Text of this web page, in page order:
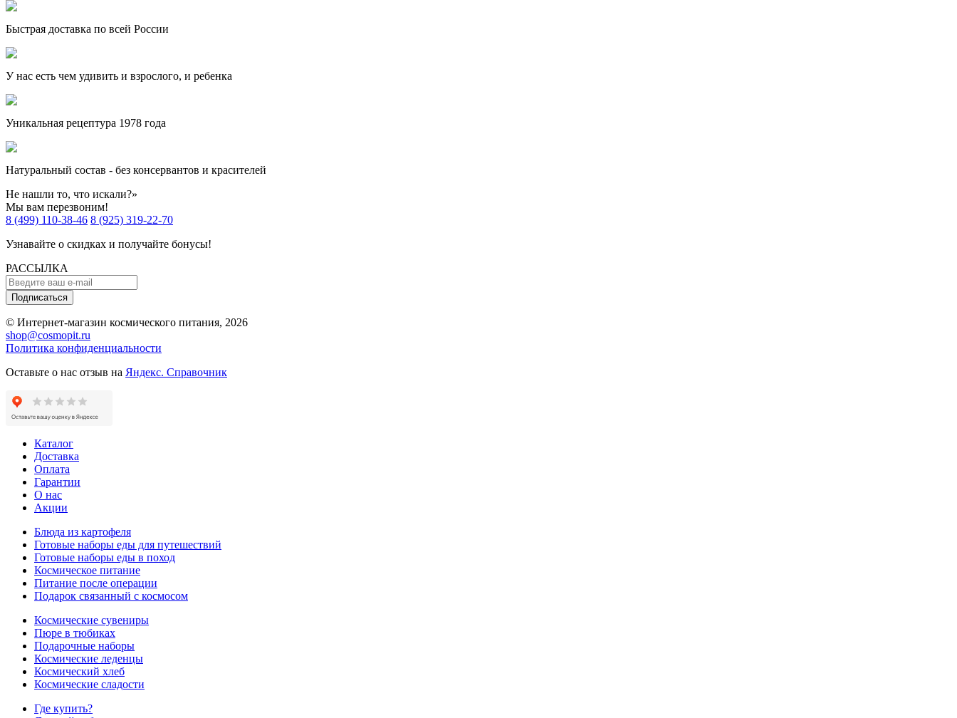
Быстрая доставка по всей России
У нас есть чем удивить и взрослого, и ребенка
Уникальная рецептура 1978 года
Натуральный состав - без консервантов и красителей
Не нашли то, что искали?»
Мы вам перезвоним!
8 (499) 110-38-46 8 (925) 319-22-70
Узнавайте о скидках и получайте бонусы!
РАССЫЛКА
Подписаться
© Интернет-магазин космического питания, 2026
shop@cosmopit.ru
Политика конфиденциальности
Оставьте о нас отзыв на Яндекс. Справочник
Каталог
Доставка
Оплата
Гарантии
О нас
Акции
Блюда из картофеля
Готовые наборы еды для путешествий
Готовые наборы еды в поход
Космическое питание
Питание после операции
Подарок связанный с космосом
Космические сувениры
Пюре в тюбиках
Подарочные наборы
Космические леденцы
Космический хлеб
Космические сладости
Где купить?